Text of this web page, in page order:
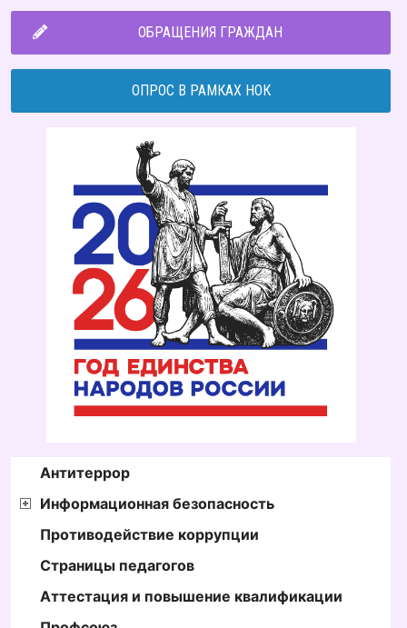
ОБРАЩЕНИЯ ГРАЖДАН
ОПРОС В РАМКАХ НОК
Антитеррор
Информационная безопасность
Противодействие коррупции
Страницы педагогов
Аттестация и повышение квалификации